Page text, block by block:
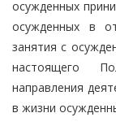
осужденных
осужденных в
занятия с
настоящего
направления
в жизни